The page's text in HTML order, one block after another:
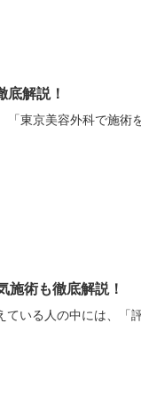
解説！
「東京美容外科で施術
術も徹底解説！
ている人の中には、「